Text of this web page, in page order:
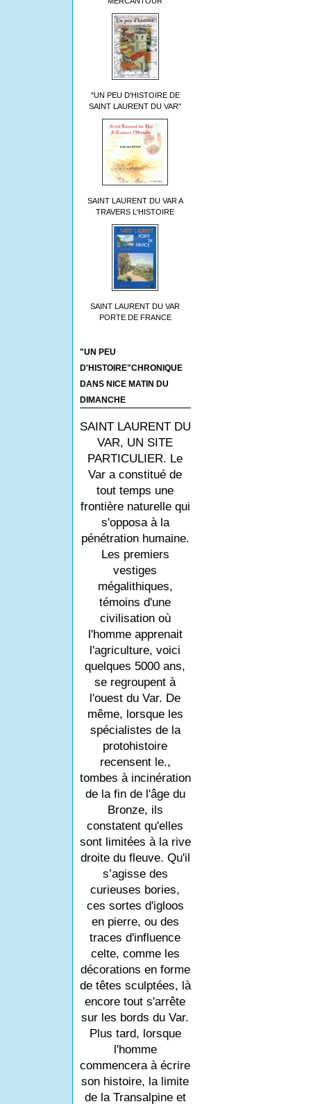
"UN PEU D'HISTOIRE DE
SAINT LAURENT DU VAR"
SAINT LAURENT DU VAR A
TRAVERS L'HISTOIRE
SAINT LAURENT DU VAR
PORTE DE FRANCE
"UN PEU
D'HISTOIRE"CHRONIQUE
DANS NICE MATIN DU
DIMANCHE
SAINT LAURENT DU
VAR, UN SITE
PARTICULIER. Le
Var a constitué de
tout temps une
frontière naturelle qui
s'opposa à la
pénétration humaine.
Les premiers
vestiges
mégalithiques,
témoins d'une
civilisation où
l'homme apprenait
l'agriculture, voici
quelques 5000 ans,
se regroupent à
l'ouest du Var. De
même, lorsque les
spécialistes de la
protohistoire
recensent le.,
tombes à incinération
de la fin de l'âge du
Bronze, ils
constatent qu'elles
sont limitées à la rive
droite du fleuve. Qu'il
s’agisse des
curieuses bories,
ces sortes d'igloos
en pierre, ou des
traces d'influence
celte, comme les
décorations en forme
de têtes sculptées, là
encore tout s'arrête
sur les bords du Var.
Plus tard, lorsque
l'homme
commencera à écrire
son histoire, la limite
de la Transalpine et